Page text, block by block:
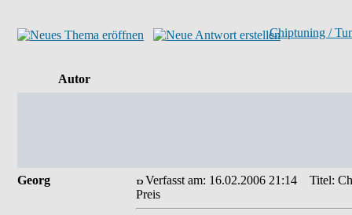
Chiptuning /
Autor
Georg Verfasst am: 16.02.2006 21:14
Titel:
Preis